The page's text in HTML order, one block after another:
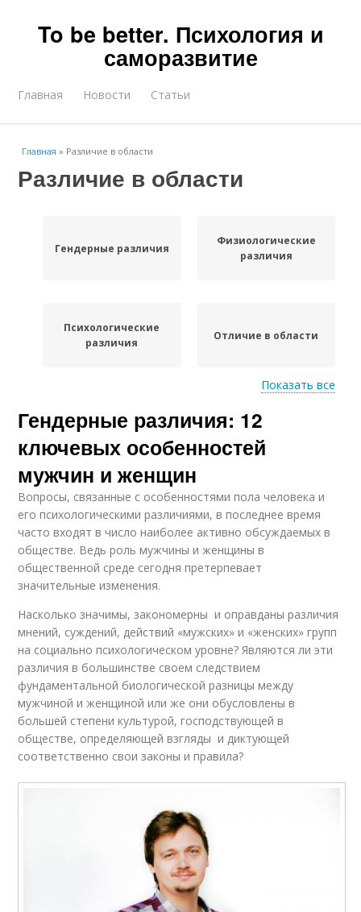
To be better. Психология и
саморазвитие
Главная Новости Статьи
Главная » Различие в области
Различие в области
Гендерные различия
Физиологические
различия
Психологические
различия
Отличие в области
Различия в
поведении
Различия в области
Различие в подходе
Биологические
различия
Различия в
характеристиках
Показать все
Гендерные различия: 12
ключевых особенностей
мужчин и женщин
Вопросы, связанные с особенностями пола человека и
его психологическими различиями, в последнее время
часто входят в число наиболее активно обсуждаемых в
обществе. Ведь роль мужчины и женщины в
общественной среде сегодня претерпевает
значительные изменения.
Насколько значимы, закономерны и оправданы различия
мнений, суждений, действий «мужских» и «женских» групп
на социально психологическом уровне? Являются ли эти
различия в большинстве своем следствием
фундаментальной биологической разницы между
мужчиной и женщиной или же они обусловлены в
большей степени культурой, господствующей в
обществе, определяющей взгляды и диктующей
соответственно свои законы и правила?